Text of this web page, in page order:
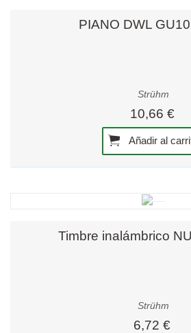
PIANO DWL
Strühm
10,66 €
Añadir al
Timbre inalámbrico
Strühm
6,72 €